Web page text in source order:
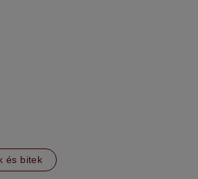
és bitek